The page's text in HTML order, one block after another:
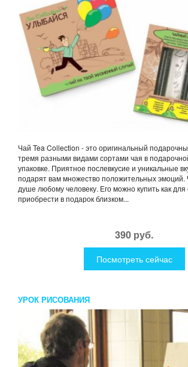
Чай Tea Collection - это оригинальный
тремя разными видами сортами чая в
упаковке. Приятное послевкусие и уникальные
подарят вам множество положительных эмоций.
душе любому человеку. Его можно купить как для
приобрести в подарок близком...
390 руб.
Посмотреть сейчас
УРОК РИСОВАНИЯ